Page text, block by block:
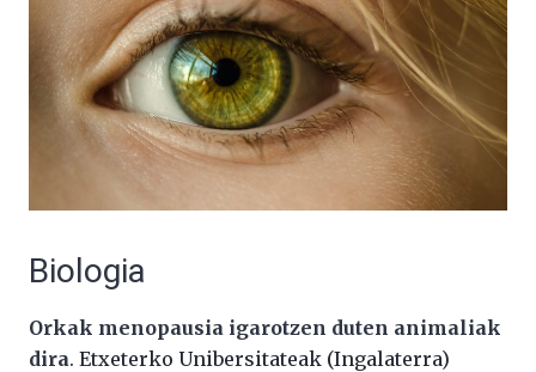
Biologia
Orkak menopausia igarotzen duten animaliak
dira. Etxeterko Unibersitateak (Ingalaterra)